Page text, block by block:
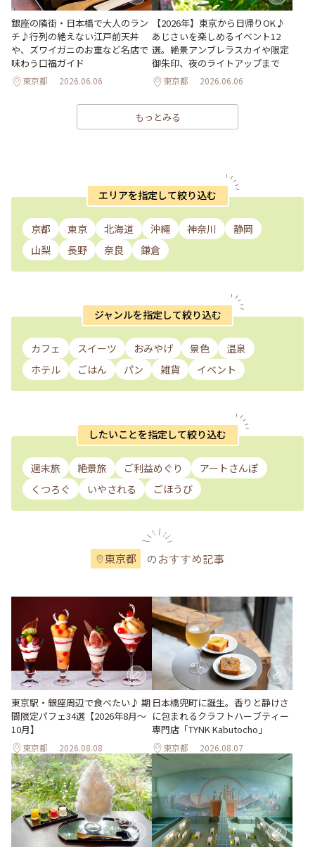
銀座の隣街・日本橋で大人のラン
チ♪行列の絶えない江戸前天丼
や、ズワイガニのお重など名店で
味わう口福ガイド
東京都 2026.06.06
【2026年】東京から日帰りOK♪
あじさいを楽しめるイベント12
選。絶景アンブレラスカイや限定
御朱印、夜のライトアップまで
東京都 2026.06.06
もっとみる
エリアを指定して絞り込む
京都 東京 北海道 沖縄 神奈川
静岡
山梨
長野 奈良 鎌倉
ジャンルを指定して絞り込む
カフェ スイーツ おみやげ 景色
温泉
ホテル
ごはん パン 雑貨 イベント
したいことを指定して絞り込む
週末旅 絶景旅 ご利益めぐり
アートさんぽ
くつろぐ
いやされる ごほうび
東京都 のおすすめ記事
東京駅・銀座周辺で食べたい♪ 期
間限定パフェ34選【2026年8月～
10月】
東京都 2026.08.08
日本橋兜町に誕生。香りと静けさ
に包まれるクラフトハーブティー
専門店「TYNK Kabutocho」
東京都 2026.08.07